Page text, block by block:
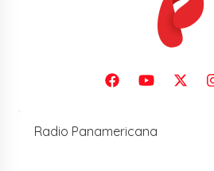
Radio Panamericana